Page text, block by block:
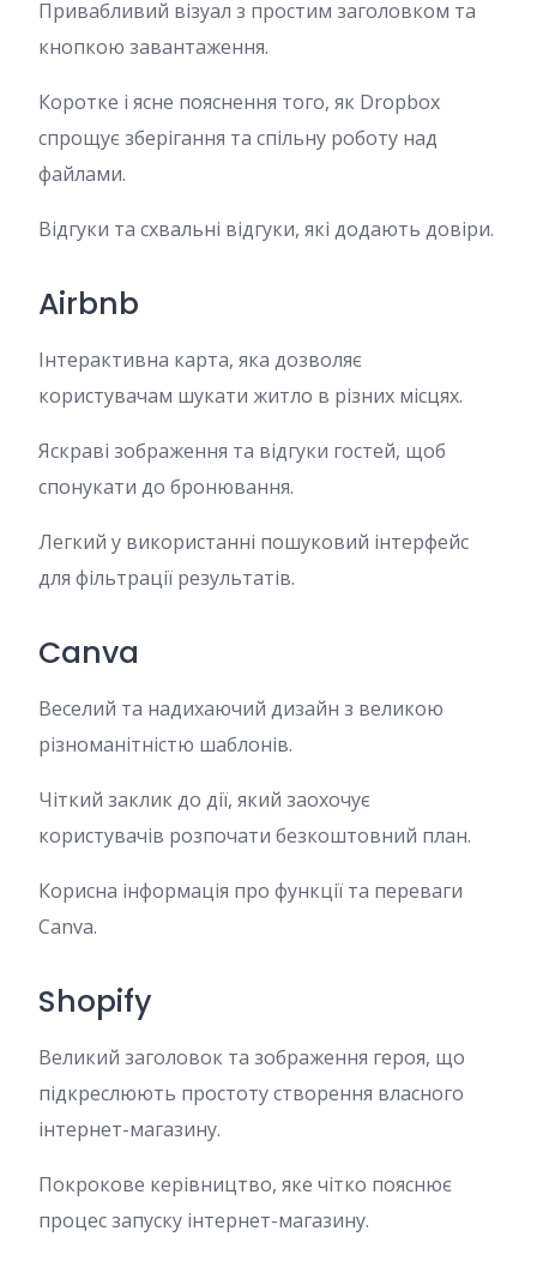
Привабливий візуал з простим заголовком та
кнопкою завантаження.
Коротке і ясне пояснення того, як Dropbox
спрощує зберігання та спільну роботу над
файлами.
Відгуки та схвальні відгуки, які додають довіри.
Airbnb
Інтерактивна карта, яка дозволяє
користувачам шукати житло в різних місцях.
Яскраві зображення та відгуки гостей, щоб
спонукати до бронювання.
Легкий у використанні пошуковий інтерфейс
для фільтрації результатів.
Canva
Веселий та надихаючий дизайн з великою
різноманітністю шаблонів.
Чіткий заклик до дії, який заохочує
користувачів розпочати безкоштовний план.
Корисна інформація про функції та переваги
Canva.
Shopify
Великий заголовок та зображення героя, що
підкреслюють простоту створення власного
інтернет-магазину.
Покрокове керівництво, яке чітко пояснює
процес запуску інтернет-магазину.